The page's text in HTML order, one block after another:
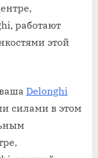
работают
этой
Delonghi
силами в этом